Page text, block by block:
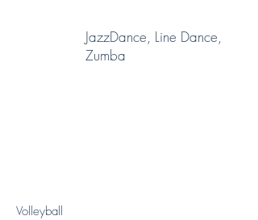
JazzDance, Line Dance,
Zumba
Volleyball